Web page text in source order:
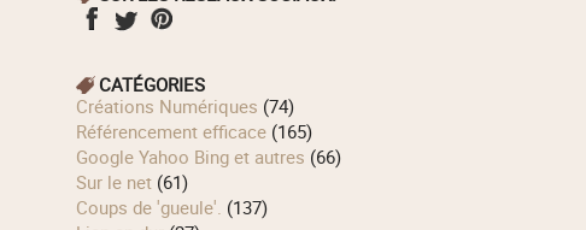
CATÉGORIES
Créations Numériques (74)
Référencement efficace(165)
Google Yahoo Bing et autres (66)
Sur le net(61)
Coups de 'gueule'. (137)